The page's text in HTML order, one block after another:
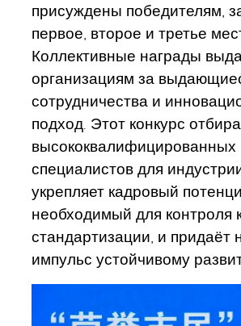
присуждены победителям,
первое, второе и третье
Коллективные награды
организациям за
сотрудничества и
подход. Этот конкурс
высококвалифицированных
специалистов для
укрепляет кадровый
необходимый для контроля
стандартизации, и придаёт
импульс устойчивому